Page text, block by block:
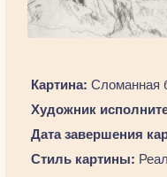
Картина: Сломанная
Художник
Дата завершения
Стиль картины: